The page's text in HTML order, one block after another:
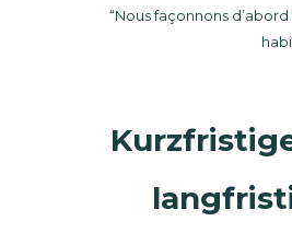
“Nous façonnons